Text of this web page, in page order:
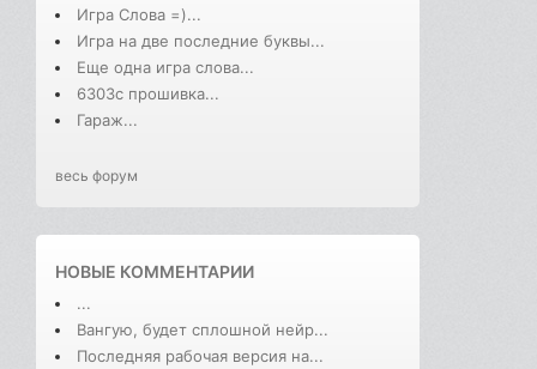
Игра Слова =)...
Игра на две последние буквы...
Еще одна игра слова...
6303с прошивка...
Гараж...
весь форум
НОВЫЕ КОММЕНТАРИИ
...
Вангую, будет сплошной нейр...
Последняя рабочая версия на...